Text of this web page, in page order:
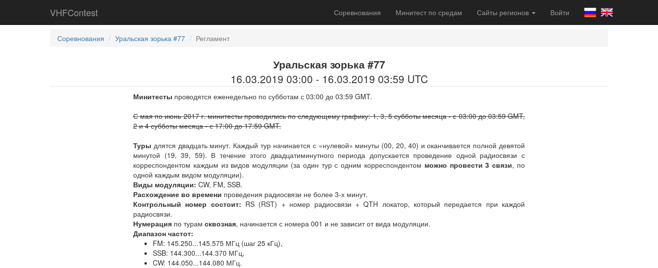
VHFContest Соревнования Минитест по средам Сайты регионов Войти
Соревнования Уральская зорька #77 Регламент
Уральская зорька #77
16.03.2019 03:00 - 16.03.2019 03:59 UTC
Минитесты проводятся еженедельно по субботам с 03:00 до 03:59 GMT.
С мая по июнь 2017 г. минитесты проводились по следующему графику: 1, 3, 5 субботы месяца - с 03:00 до 03:59 GMT,
2 и 4 субботы месяца - с 17:00 до 17:59 GMT.
Туры длятся двадцать минут. Каждый тур начинается с «нулевой» минуты (00, 20, 40) и оканчивается полной девятой
минутой (19, 39, 59). В течение этого двадцатиминутного периода допускается проведение одной радиосвязи с
корреспондентом каждым из видов модуляции (за один тур с одним корреспондентом можно провести 3 связи, по
одной каждым видом модуляции).
Виды модуляции: CW, FM, SSB.
Расхождение во времени проведения радиосвязи не более 3-х минут.
Контрольный номер состоит: RS (RST) + номер радиосвязи + QTH локатор, который передается при каждой
радиосвязи.
Нумерация по турам сквозная, начинается с номера 001 и не зависит от вида модуляции.
Диапазон частот:
FM: 145.250...145.575 МГц (шаг 25 кГц),
SSB: 144.300...144.370 МГц,
CW: 144.050...144.080 МГц.